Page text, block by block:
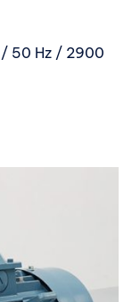
50 Hz / 2900